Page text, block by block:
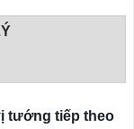
tướng tiếp theo